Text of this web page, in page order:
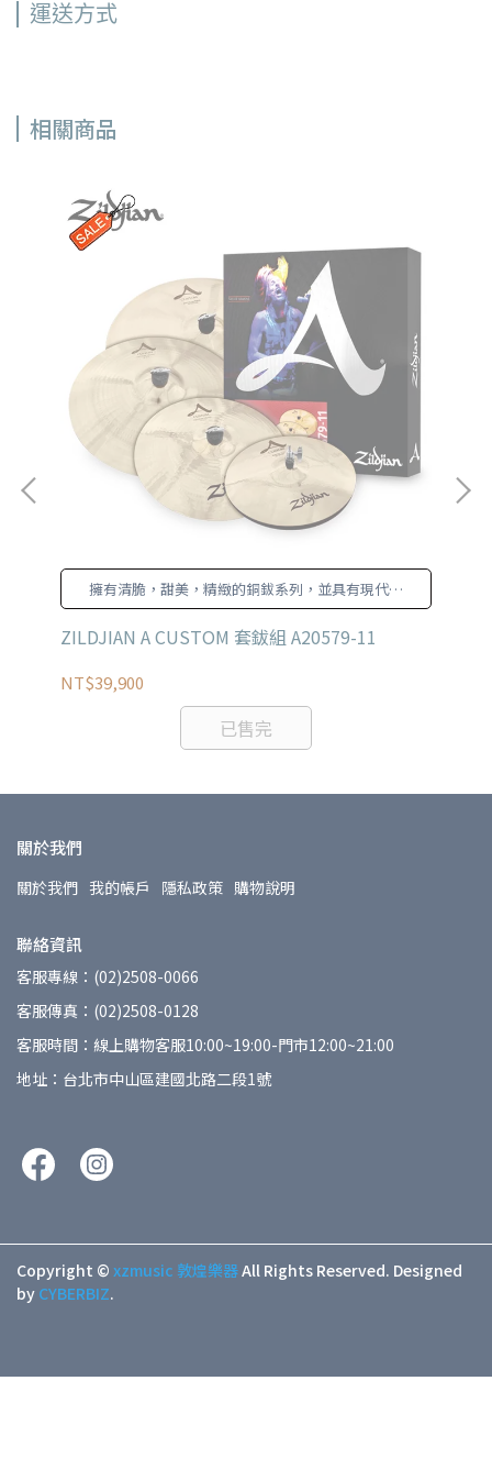
運送方式
相關商品
擁有清脆，甜美，精緻的銅鈸系列，並具有現代聲
音。
ZILDJIAN A CUSTOM 套鈸組 A20579-11
NT$39,900
已售完
關於我們
關於我們 我的帳戶 隱私政策 購物說明
聯絡資訊
客服專線：(02)2508-0066
客服傳真：(02)2508-0128
客服時間：線上購物客服10:00~19:00-門市12:00~21:00
地址：台北市中山區建國北路二段1號
Copyright © xzmusic 敦煌樂器All Rights Reserved. Designed
by CYBERBIZ.